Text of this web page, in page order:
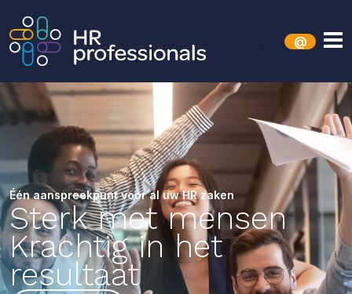
@
Één aanspreekpunt voor al uw HR zaken
Sterk met mensen
Krachtig in het
resultaat